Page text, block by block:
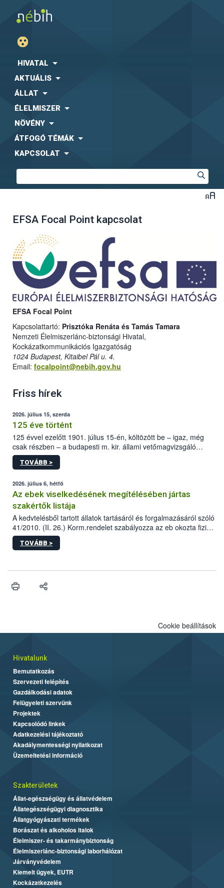
HIVATAL
AKTUÁLIS
ÁLLAT
ÉLELMISZER
NÖVÉNY
ÁTFOGÓ TÉMÁK
KAPCSOLAT
EFSA Focal Point kapcsolat
EFSA Focal Point
Kapcsolattartó: Prisztóka Renáta és Tamás Tamara
Nemzeti Élelmiszerlánc-biztonsági Hivatal,
Kockázatkommunikációs Igazgatóság
1024 Budapest, Kitaibel Pál u. 4.
Email: focalpoint@nebih.gov.hu
Friss hírek
2026. július 15, szerda
125 éve történt
125 évvel ezelőtt 1901. július 15-én, költözött be – igaz, még
csak részben – a budapesti m. kir. állami vetőmagvizsgáló
állomás a Kis Rókus utca 15. szám alatti, Czigler Győző által
tervezett új épületébe.
TOVÁBB >
2026. július 6, hétfő
Az ebek viselkedésének megítélésében jártas
szakértők listája
A kedvtelésből tartott állatok tartásáról és forgalmazásáról szóló
41/2010. (II. 26.) Korm.rendelet szabályozza az eb okozta fizikai
sérülés, illetve ennek veszélye keletkezésekor felmerülő
hatósági feladatokat, valamint a veszélyes eb tartását és annak
TOVÁBB >
Cookie beállítások
Hivatalunk
Bemutatkozás
Szervezeti felépítés
Gazdálkodási adatok
Felügyeleti szervünk
Projektek
Kapcsolódó linkek
Adatkezelési tájékoztató
Akadálymentességi nyilatkozat
Üzemeltetési információ
Szakterületek
Állat-egészségügy és állatvédelem
Állategészségügyi diagnosztika
Állatgyógyászati termékek
Borászat és alkoholos italok
Élelmiszer- és takarmánybiztonság
Élelmiszerlánc-biztonsági laborhálózat
Járványvédelem
Kiemelt ügyek, EUTR
Kockázatkezelés